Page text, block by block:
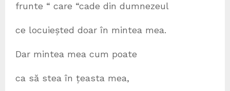
frunte “ care “cade din dumnezeul
ce locuieșted doar în mintea mea.
Dar mintea mea cum poate
ca să stea în țeasta mea,